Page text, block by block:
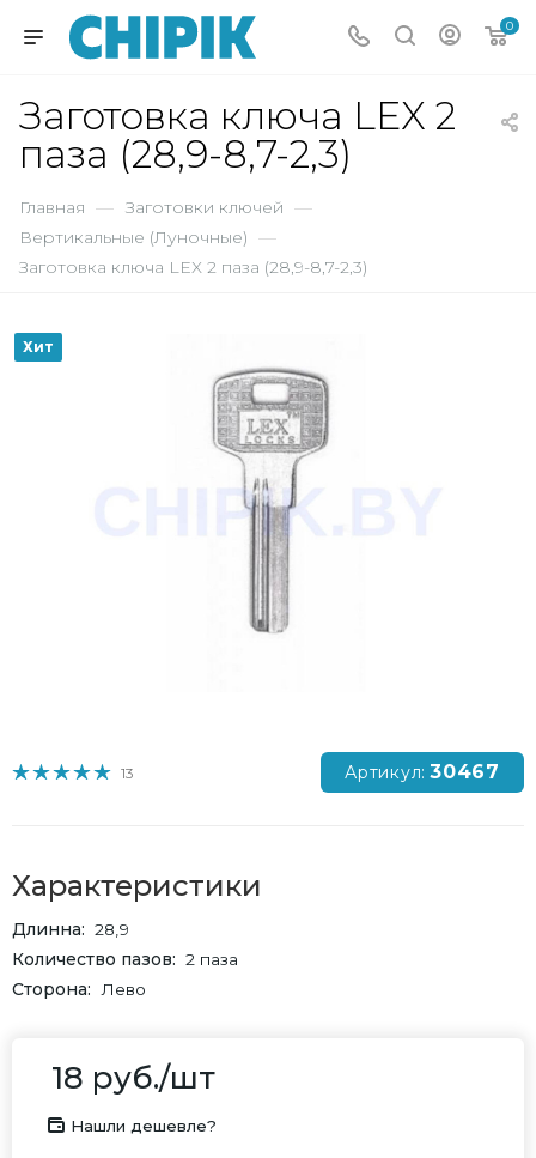
0
Заготовка ключа LEX 2
паза (28,9-8,7-2,3)
Главная — Заготовки ключей —
Вертикальные (Луночные) —
Заготовка ключа LEX 2 паза (28,9-8,7-2,3)
Хит
13 Артикул: 30467
Характеристики
Длинна
28,9
Количество пазов
2 паза
Сторона
Лево
18 руб./шт
Нашли дешевле?